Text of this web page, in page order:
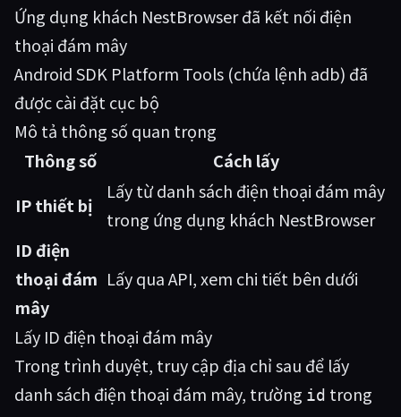
Ứng dụng khách NestBrowser đã kết nối điện
thoại đám mây
Android SDK Platform Tools (chứa lệnh adb) đã
được cài đặt cục bộ
Mô tả thông số quan trọng
Thông số
Cách lấy
IP thiết bị
Lấy từ danh sách điện thoại đám mây
trong ứng dụng khách NestBrowser
ID điện
thoại đám
mây
Lấy qua API, xem chi tiết bên dưới
Lấy ID điện thoại đám mây
Trong trình duyệt, truy cập địa chỉ sau để lấy
danh sách điện thoại đám mây, trường id trong